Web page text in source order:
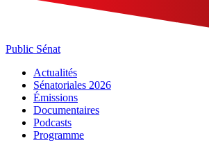
Public Sénat
Actualités
Sénatoriales 2026
Émissions
Documentaires
Podcasts
Programme